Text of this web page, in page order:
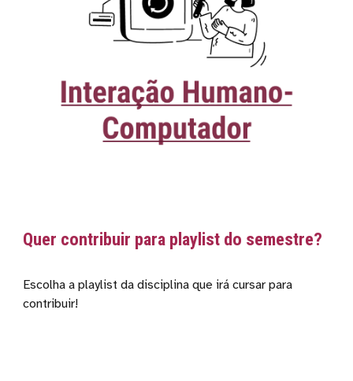
Quer contribuir para playlist do semestre?
Escolha a playlist da disciplina que irá cursar para
contribuir!